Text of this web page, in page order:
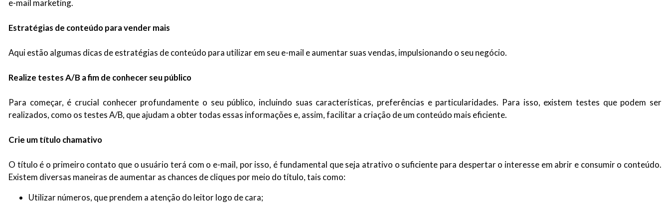
e-mail marketing.
Estratégias de conteúdo para vender mais
Aqui estão algumas dicas de estratégias de conteúdo para utilizar em seu e-mail e aumentar suas vendas, impulsionando o seu negócio.
Realize testes A/B a fim de conhecer seu público
Para começar, é crucial conhecer profundamente o seu público, incluindo suas características, preferências e particularidades. Para isso, existem testes que podem ser
realizados, como os testes A/B, que ajudam a obter todas essas informações e, assim, facilitar a criação de um conteúdo mais eficiente.
Crie um título chamativo
O título é o primeiro contato que o usuário terá com o e-mail, por isso, é fundamental que seja atrativo o suficiente para despertar o interesse em abrir e consumir o conteúdo.
Existem diversas maneiras de aumentar as chances de cliques por meio do título, tais como:
Utilizar números, que prendem a atenção do leitor logo de cara;